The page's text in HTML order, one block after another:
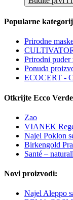
Popularne
Prirodne
Prirodni puder
Ponuda
ECOCERT -
Otkrijte Ecco
Zao
VIANEK
Najel Poklon
Birkengold
Santé –
Novi proizvodi:
Najel Aleppo